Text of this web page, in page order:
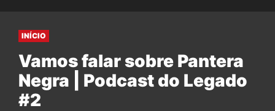
INÍCIO
Vamos falar sobre Pantera
Negra | Podcast do Legado
#2